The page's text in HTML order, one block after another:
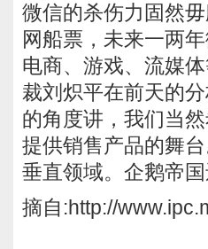
微信的杀伤力固然
网船票，未来一两
电商、游戏、流媒
裁刘炽平在前天的
的角度讲，我们当
提供销售产品的舞
垂直领域。企鹅帝
摘自:http://